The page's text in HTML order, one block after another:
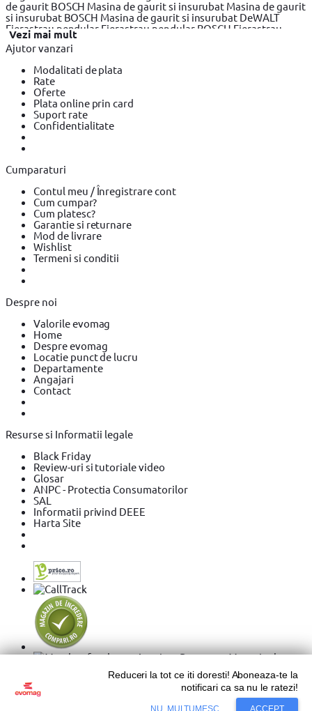
de gaurit BOSCH Masina de gaurit si insurubat Masina de gaurit
si insurubat BOSCH Masina de gaurit si insurubat DeWALT
Fierastrau pendular Fierastrau pendular BOSCH Fierastrau
pendular DeWALT
DeWALTFierastrau circular BOSCH
Slefuitor electric BOSCH
Masini de frezat BOSCH
electricaRindea electrica BOSCH
Suflanta aer caldSuflanta aer cald YATO
BOSCHPlaci compactoare & Ciocan demolator
compactoare & Ciocan demolator BOSCH
Ciocan demolator Makita
scule electrice BOSCH
Pistoale de Vopsit si Trafaleti YATO
Echipamente de protectie Makita
YATO BricolajBricolaj OEMBricolaj Cynel
Surubelnita electrica BOSCH
Vezi mai mult
Ajutor vanzari
Modalitati de plata
Rate
Oferte
Plata online prin card
Suport rate
Confidentialitate
Cumparaturi
Contul meu / Înregistrare cont
Cum cumpar?
Cum platesc?
Garantie si returnare
Mod de livrare
Wishlist
Termeni si conditii
Despre noi
Valorile evomag
Home
Despre evomag
Locatie punct de lucru
Departamente
Angajari
Contact
Resurse si Informatii legale
Black Friday
Review-uri si tutoriale video
Glosar
ANPC - Protectia Consumatorilor
SAL
Informatii privind DEEE
Harta Site
Copyright © 2026 Evolution Systems SRL. Centrul Logistic
Reduceri la tot ce iti doresti! Aboneaza-te la
notificari ca sa nu le ratezi!
NU, MULTUMESC ACCEPT